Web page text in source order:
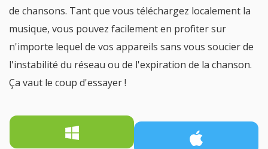
de chansons. Tant que vous téléchargez localement la
musique, vous pouvez facilement en profiter sur
n'importe lequel de vos appareils sans vous soucier de
l'instabilité du réseau ou de l'expiration de la chanson.
Ça vaut le coup d'essayer !